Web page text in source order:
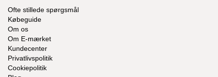
Ofte stillede spørgsmål
Købeguide
Om os
Om E-mærket
Kundecenter
Privatlivspolitik
Cookiepolitik